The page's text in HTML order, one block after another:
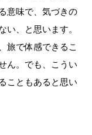
意味で、気づきの
い、と思います。
旅で体感できるこ
ん。でも、こうい
こともあると思い